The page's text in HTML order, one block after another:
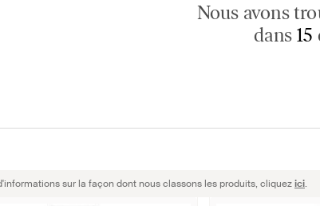
Nous avons
dans 15
sur la façon dont nous classons les produits, cliquezici.